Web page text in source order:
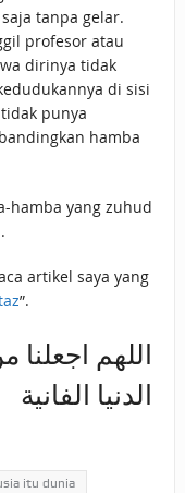
tanpa gelar.
profesor atau
dirinya tidak
di sisi
punya
hamba
hamba yang zuhud
artikel saya yang
”.
اللهم
الدنيا الفانية
itu dunia